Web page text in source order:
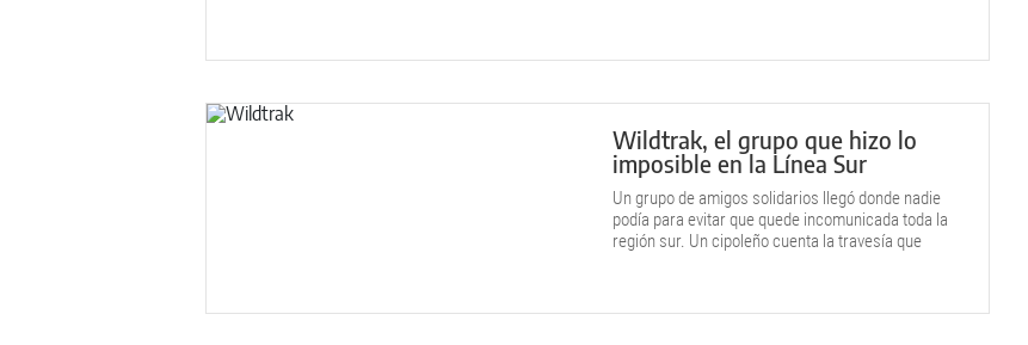
Wildtrak, el grupo que hizo lo
imposible en la Línea Sur
Un grupo de amigos solidarios llegó donde nadie
podía para evitar que quede incomunicada toda la
región sur. Un cipoleño cuenta la travesía que